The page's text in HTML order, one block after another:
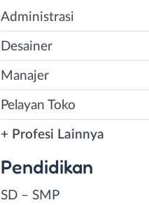
Administrasi
Desainer
Manajer
Pelayan Toko
+ Profesi Lainnya
Pendidikan
SD – SMP